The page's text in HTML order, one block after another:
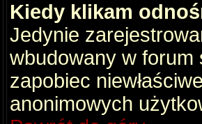
Kiedy klikam
Jedynie
wbudowany w forum
zapobiec
anonimowych